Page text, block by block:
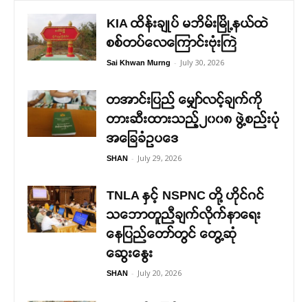
KIA ထိန်းချုပ် မဘိမ်းမြို့နယ်ထဲ
စစ်တပ်လေကြောင်းဗုံးကြဲ
Sai Khwan Murng - July 30, 2026
တအာင်းပြည် မျှော်လင့်ချက်ကို
တားဆီးထားသည့်၂၀၀၈ ဖွဲ့စည်းပုံ
အခြေခံဥပဒေ
SHAN - July 29, 2026
TNLA နှင့် NSPNC တို့ ဟိုင်ဂင်
သဘောတူညီချက်လိုက်နာရေး
နေပြည်တော်တွင် တွေ့ဆုံ
ဆွေးနွေး
SHAN - July 20, 2026